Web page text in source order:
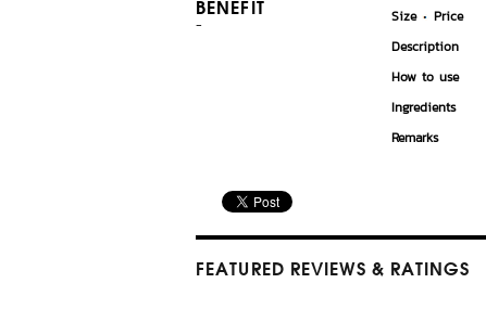
BENEFIT
- Size Price
Description
How to use
Ingredients
Remarks
FEATURED REVIEWS & RATINGS